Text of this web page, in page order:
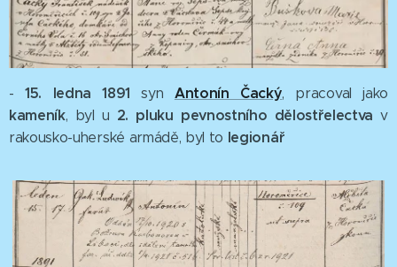
-15. ledna 1891 syn Antonín Čacký, pracoval jako
kameník, byl u 2. pluku pevnostního dělostřelectva v
rakousko-uherské armádě, byl to legionář